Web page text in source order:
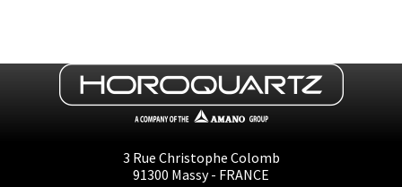
3 Rue Christophe Colomb
91300 Massy- FRANCE